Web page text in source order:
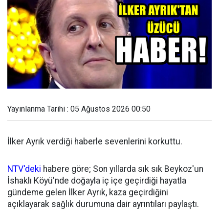
Yayınlanma Tarihi : 05 Ağustos 2026 00:50
İlker Ayrık verdiği haberle sevenlerini korkuttu.
NTV'deki habere göre; Son yıllarda sık sık Beykoz'un
İshaklı Köyü'nde doğayla iç içe geçirdiği hayatla
gündeme gelen İlker Ayrık, kaza geçirdiğini
açıklayarak sağlık durumuna dair ayrıntıları paylaştı.